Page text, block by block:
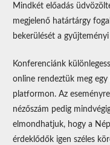
Mindkét előadás
megjelenő határtárgy
bekerülését a
Konferenciánk
online rendeztük meg
platformon. Az
nézőszám pedig
elmondhatjuk, hogy a
érdeklődők igen széles